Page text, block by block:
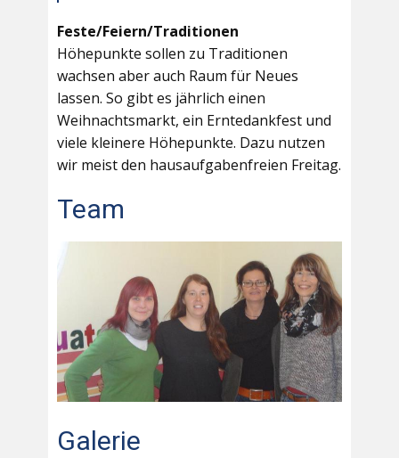
Feste/Feiern/Traditionen
Höhepunkte sollen zu Traditionen
wachsen aber auch Raum für Neues
lassen. So gibt es jährlich einen
Weihnachtsmarkt, ein Erntedankfest und
viele kleinere Höhepunkte. Dazu nutzen
wir meist den hausaufgabenfreien Freitag.
Team
Galerie